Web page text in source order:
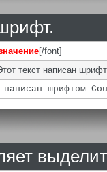
[/font]
текст написан
написан шрифтом